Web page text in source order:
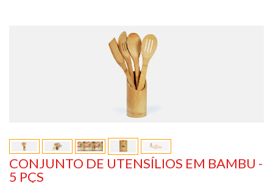
CONJUNTO DE UTENSÍLIOS EM BAMBU -
5 PÇS